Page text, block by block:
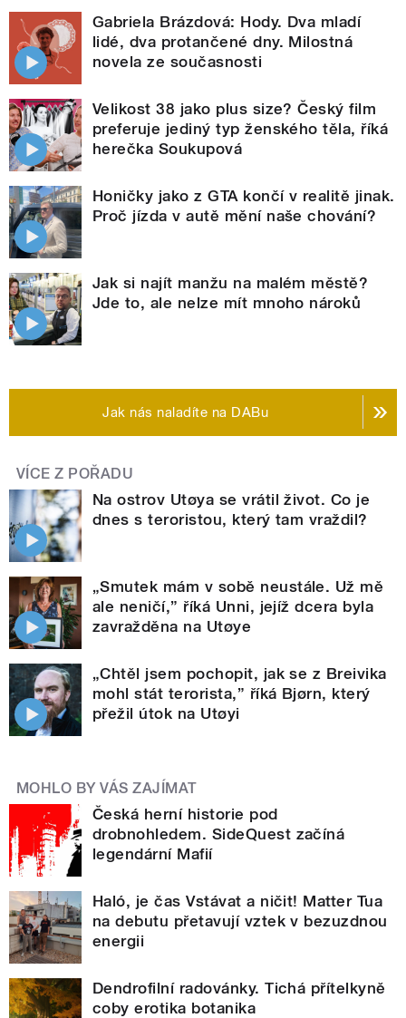
Gabriela Brázdová: Hody. Dva mladí
lidé, dva protančené dny. Milostná
novela ze současnosti
Velikost 38 jako plus size? Český film
preferuje jediný typ ženského těla, říká
herečka Soukupová
Honičky jako z GTA končí v realitě jinak.
Proč jízda v autě mění naše chování?
Jak si najít manžu na malém městě?
Jde to, ale nelze mít mnoho nároků
Jak nás naladíte na DABu
VÍCE Z POŘADU
Na ostrov Utøya se vrátil život. Co je
dnes s teroristou, který tam vraždil?
„Smutek mám v sobě neustále. Už mě
ale neničí,” říká Unni, jejíž dcera byla
zavražděna na Utøye
„Chtěl jsem pochopit, jak se z Breivika
mohl stát terorista,” říká Bjørn, který
přežil útok na Utøyi
MOHLO BY VÁS ZAJÍMAT
Česká herní historie pod
drobnohledem. SideQuest začíná
legendární Mafií
Haló, je čas Vstávat a ničit! Matter Tua
na debutu přetavují vztek v bezuzdnou
energii
Dendrofilní radovánky. Tichá přítelkyně
coby erotika botanika